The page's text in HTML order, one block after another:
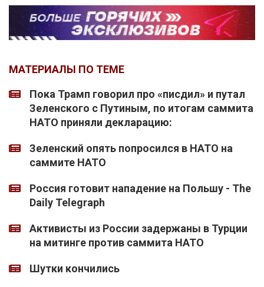
МАТЕРИАЛЫ ПО ТЕМЕ
Пока Трамп говорил про «писдил» и путал
Зеленского с Путиным, по итогам саммита
НАТО приняли декларацию:
Зеленский опять попросился в НАТО на
саммите НАТО
Россия готовит нападение на Польшу - The
Daily Telegraph
Активисты из России задержаны в Турции
на митинге против саммита НАТО
Шутки кончились